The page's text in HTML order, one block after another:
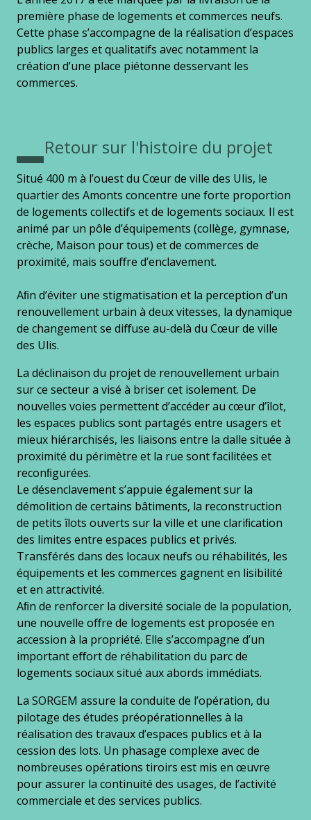
première phase de logements et commerces neufs.
Cette phase s’accompagne de la réalisation d’espaces
publics larges et qualitatifs avec notamment la
création d’une place piétonne desservant les
commerces.
Retour sur l'histoire du projet
Situé 400 m à l’ouest du Cœur de ville des Ulis, le
quartier des Amonts concentre une forte proportion
de logements collectifs et de logements sociaux. Il est
animé par un pôle d’équipements (collège, gymnase,
crèche, Maison pour tous) et de commerces de
proximité, mais souﬀre d’enclavement.
Aﬁn d’éviter une stigmatisation et la perception d’un
renouvellement urbain à deux vitesses, la dynamique
de changement se diﬀuse au-delà du Cœur de ville
des Ulis.
La déclinaison du projet de renouvellement urbain
sur ce secteur a visé à briser cet isolement. De
nouvelles voies permettent d’accéder au cœur d’îlot,
les espaces publics sont partagés entre usagers et
mieux hiérarchisés, les liaisons entre la dalle située à
proximité du périmètre et la rue sont facilitées et
reconﬁgurées.
Le désenclavement s’appuie également sur la
démolition de certains bâtiments, la reconstruction
de petits îlots ouverts sur la ville et une clariﬁcation
des limites entre espaces publics et privés.
Transférés dans des locaux neufs ou réhabilités, les
équipements et les commerces gagnent en lisibilité
et en attractivité.
Aﬁn de renforcer la diversité sociale de la population,
une nouvelle oﬀre de logements est proposée en
accession à la propriété. Elle s’accompagne d’un
important eﬀort de réhabilitation du parc de
logements sociaux situé aux abords immédiats.
La SORGEM assure la conduite de l’opération, du
pilotage des études préopérationnelles à la
réalisation des travaux d’espaces publics et à la
cession des lots. Un phasage complexe avec de
nombreuses opérations tiroirs est mis en œuvre
pour assurer la continuité des usages, de l’activité
commerciale et des services publics.